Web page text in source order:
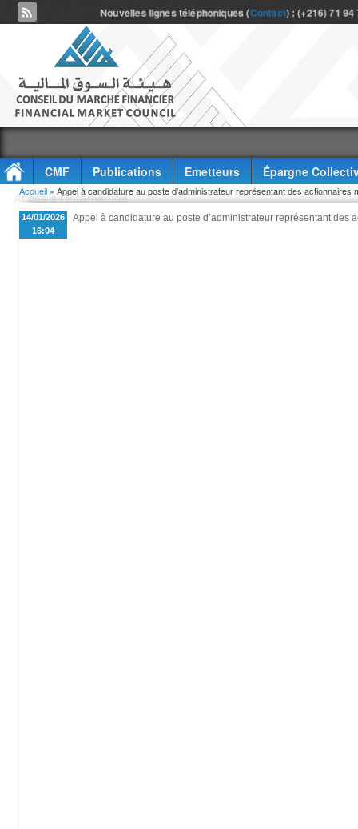
Nouvelles lignes téléphoniques (Contact) : (+216) 71
CMF Publications Emetteurs
Épargne
Accès à l'information
Vous êtes ici
Accueil » Appel à candidature au poste d’administrateur représentant des actionnaires
14/01/2026
16:04
Appel à candidature au poste d’administrateur représentant des